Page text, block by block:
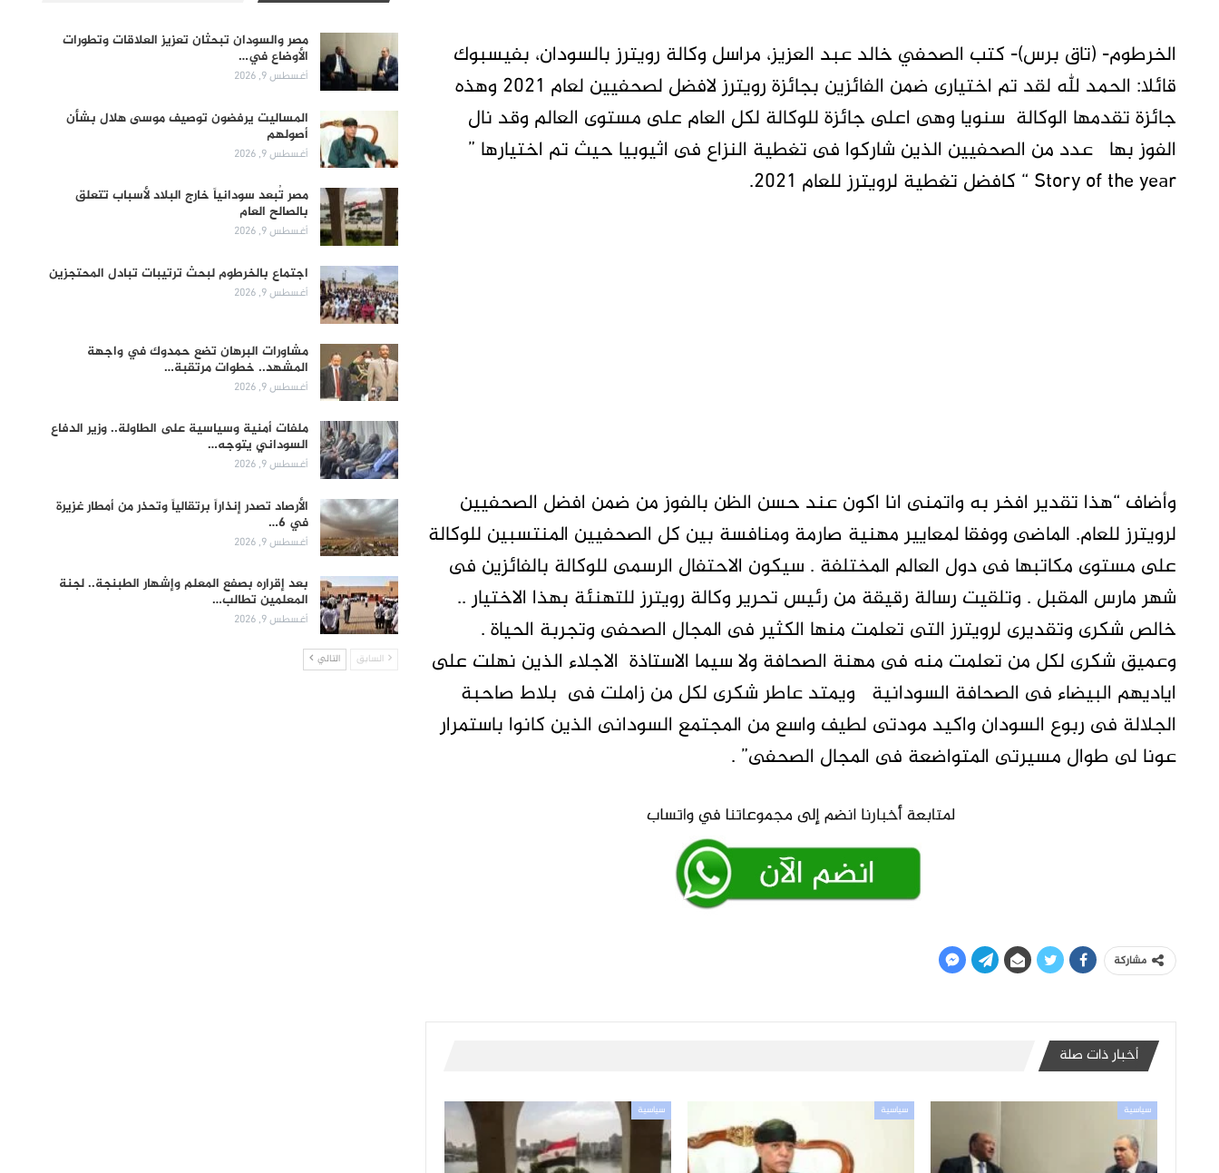
الخرطوم- (تاق برس)- كتب الصحفي خالد عبد العزيز، مراسل وكالة رويترز بالسودان، بفيسبوك
قائلا: الحمد لله لقد تم اختيارى ضمن الفائزين بجائزة رويترز لافضل لصحفيين لعام 2021 وهذه
جائزة تقدمها الوكالة سنويا وهى اعلى جائزة للوكالة لكل العام على مستوى العالم وقد نال
الفوز بها عدد من الصحفيين الذين شاركوا فى تغطية النزاع فى اثيوبيا حيث تم اختيارها ”
Story of the year “ كافضل تغطية لرويترز للعام 2021.
وأضاف “هذا تقدير افخر به واتمنى انا اكون عند حسن الظن بالفوز من ضمن افضل الصحفيين
لرويترز للعام. الماضى ووفقا لمعايير مهنية صارمة ومنافسة بين كل الصحفيين المنتسبين للوكالة
على مستوى مكاتبها فى دول العالم المختلفة . سيكون الاحتفال الرسمى للوكالة بالفائزين فى
شهر مارس المقبل . وتلقيت رسالة رقيقة من رئيس تحرير وكالة رويترز للتهنئة بهذا الاختيار ..
خالص شكرى وتقديرى لرويترز التى تعلمت منها الكثير فى المجال الصحفى وتجربة الحياة .
وعميق شكرى لكل من تعلمت منه فى مهنة الصحافة ولا سيما الاستاذة الاجلاء الذين نهلت على
اياديهم البيضاء فى الصحافة السودانية ويمتد عاطر شكرى لكل من زاملت فى بلاط صاحبة
الجلالة فى ربوع السودان واكيد مودتى لطيف واسع من المجتمع السودانى الذين كانوا باستمرار
عونا لى طوال مسيرتى المتواضعة فى المجال الصحفى” .
مشاركة
أخبار ذات صلة
سياسية سياسية سياسية
مصر والسودان تبحثان تعزيز العلاقات وتطورات
الأوضاع في…
أغسطس 9, 2026
المساليت يرفضون توصيف موسى هلال بشأن
أصولهم
أغسطس 9, 2026
مصر تُبعد سودانياً خارج البلاد لأسباب تتعلق
بالصالح العام
أغسطس 9, 2026
اجتماع بالخرطوم لبحث ترتيبات تبادل المحتجزين
أغسطس 9, 2026
مشاورات البرهان تضع حمدوك في واجهة
المشهد.. خطوات مرتقبة…
أغسطس 9, 2026
ملفات أمنية وسياسية على الطاولة.. وزير الدفاع
السوداني يتوجه…
أغسطس 9, 2026
الأرصاد تصدر إنذاراً برتقالياً وتحذر من أمطار غزيرة
في 6…
أغسطس 9, 2026
بعد إقراره بصفع المعلم وإشهار الطبنجة.. لجنة
المعلمين تطالب…
أغسطس 9, 2026
السابق التالي